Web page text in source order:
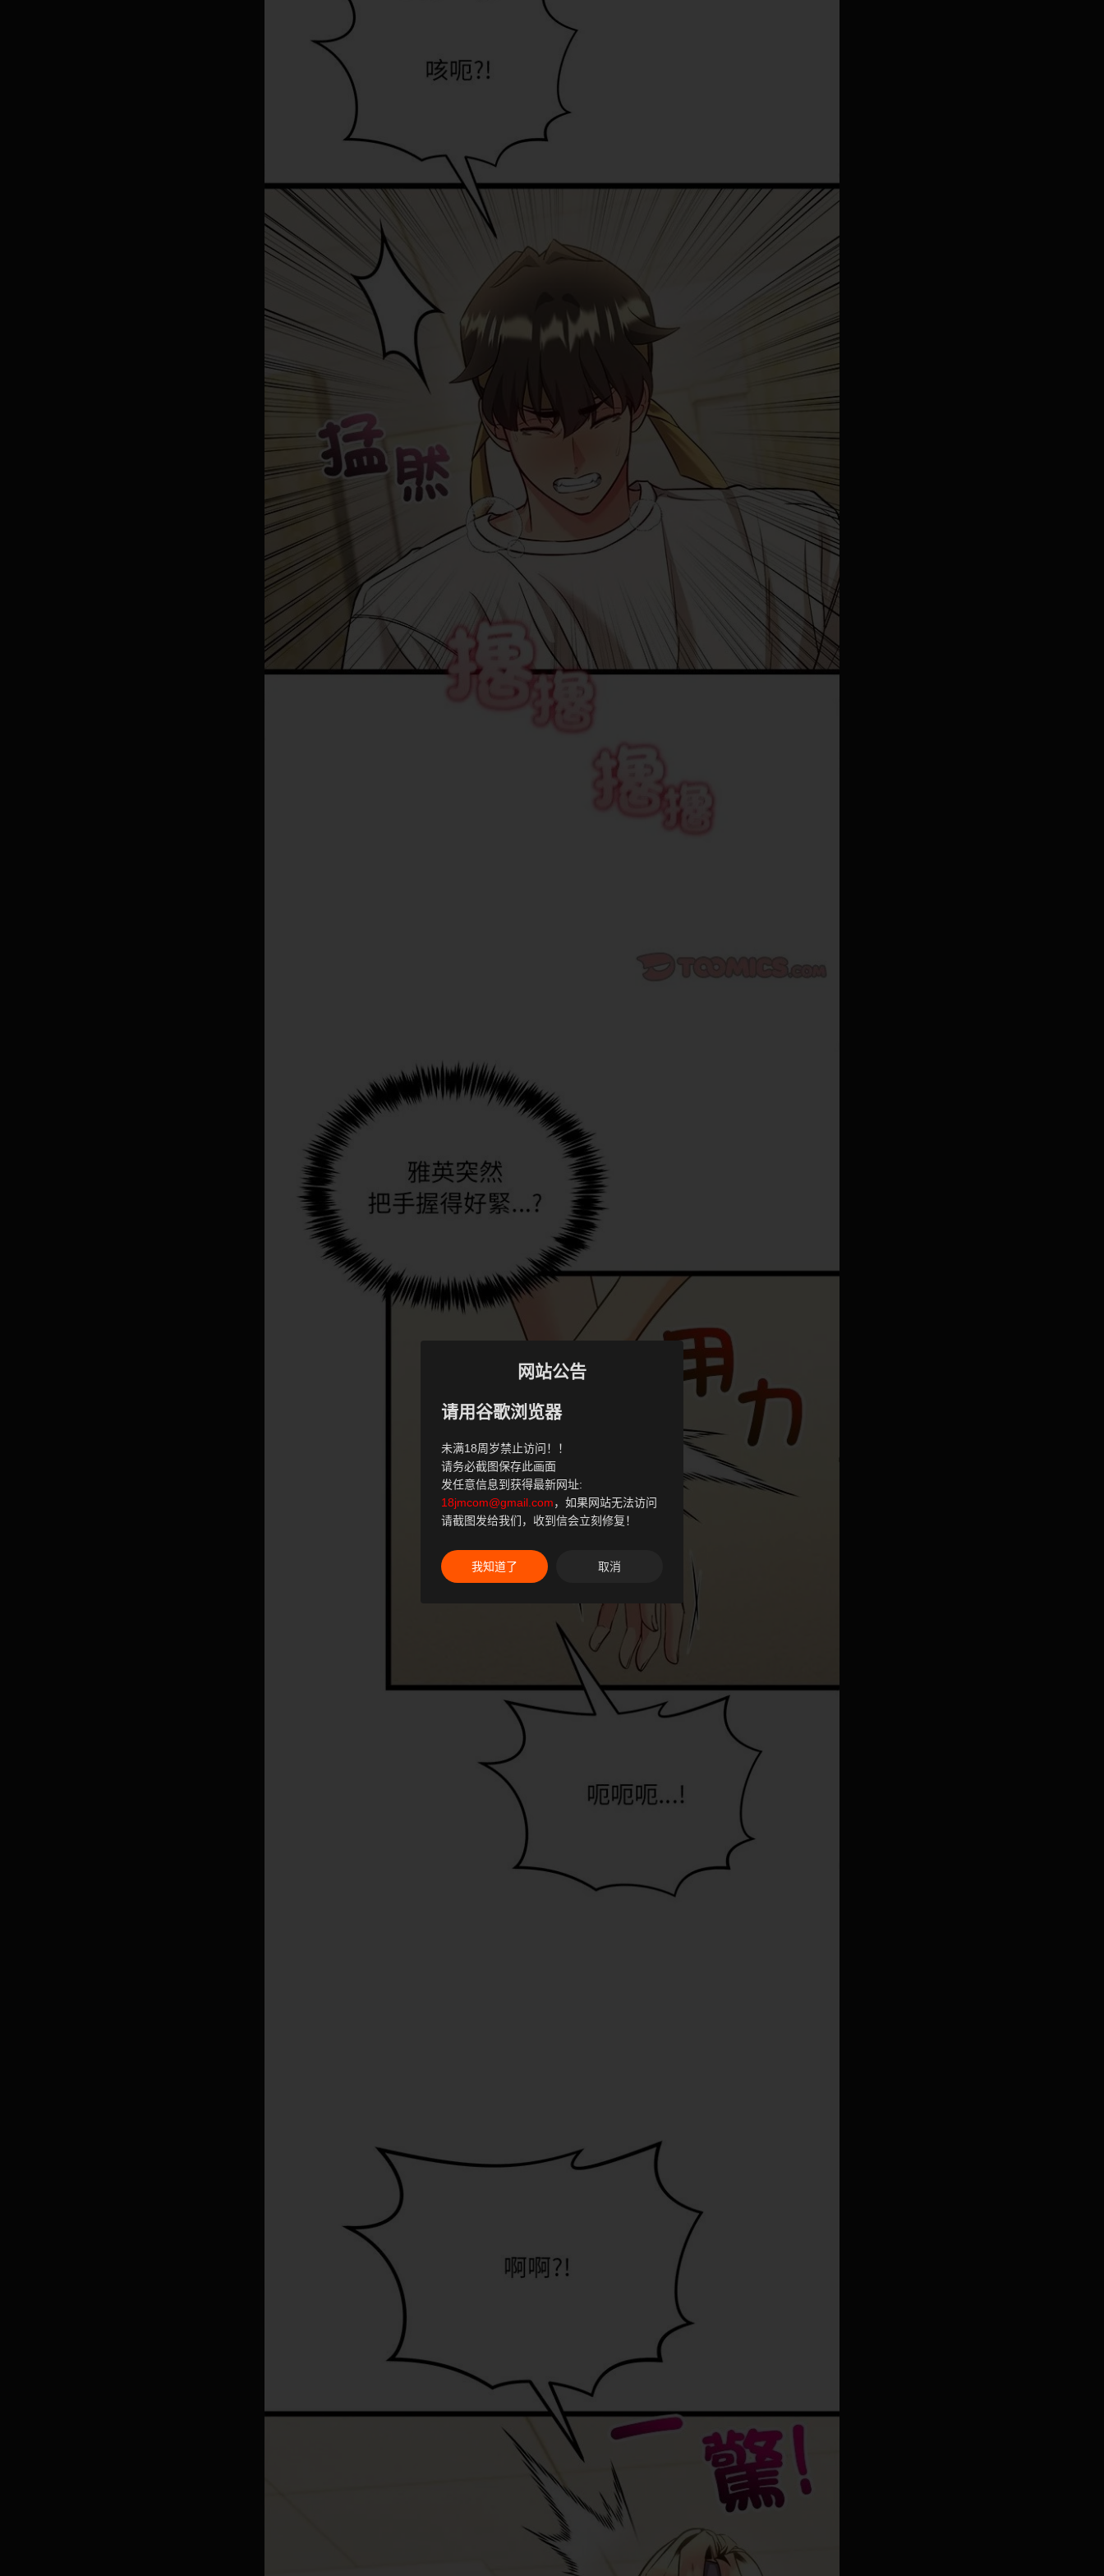
网站公告
请用谷歌浏览器
未满18周岁禁止访问！！
请务必截图保存此画面
发任意信息到获得最新网址:
18jmcom@gmail.com，如果网站无法访问
请截图发给我们，收到信会立刻修复！
我知道了 取消